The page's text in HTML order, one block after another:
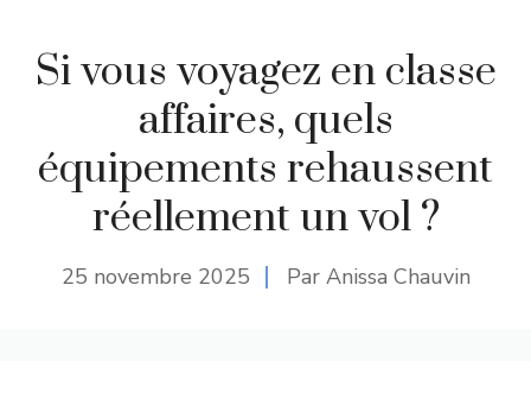
Si vous voyagez en classe
affaires, quels
équipements rehaussent
réellement un vol ?
25 novembre 2025 Par Anissa Chauvin